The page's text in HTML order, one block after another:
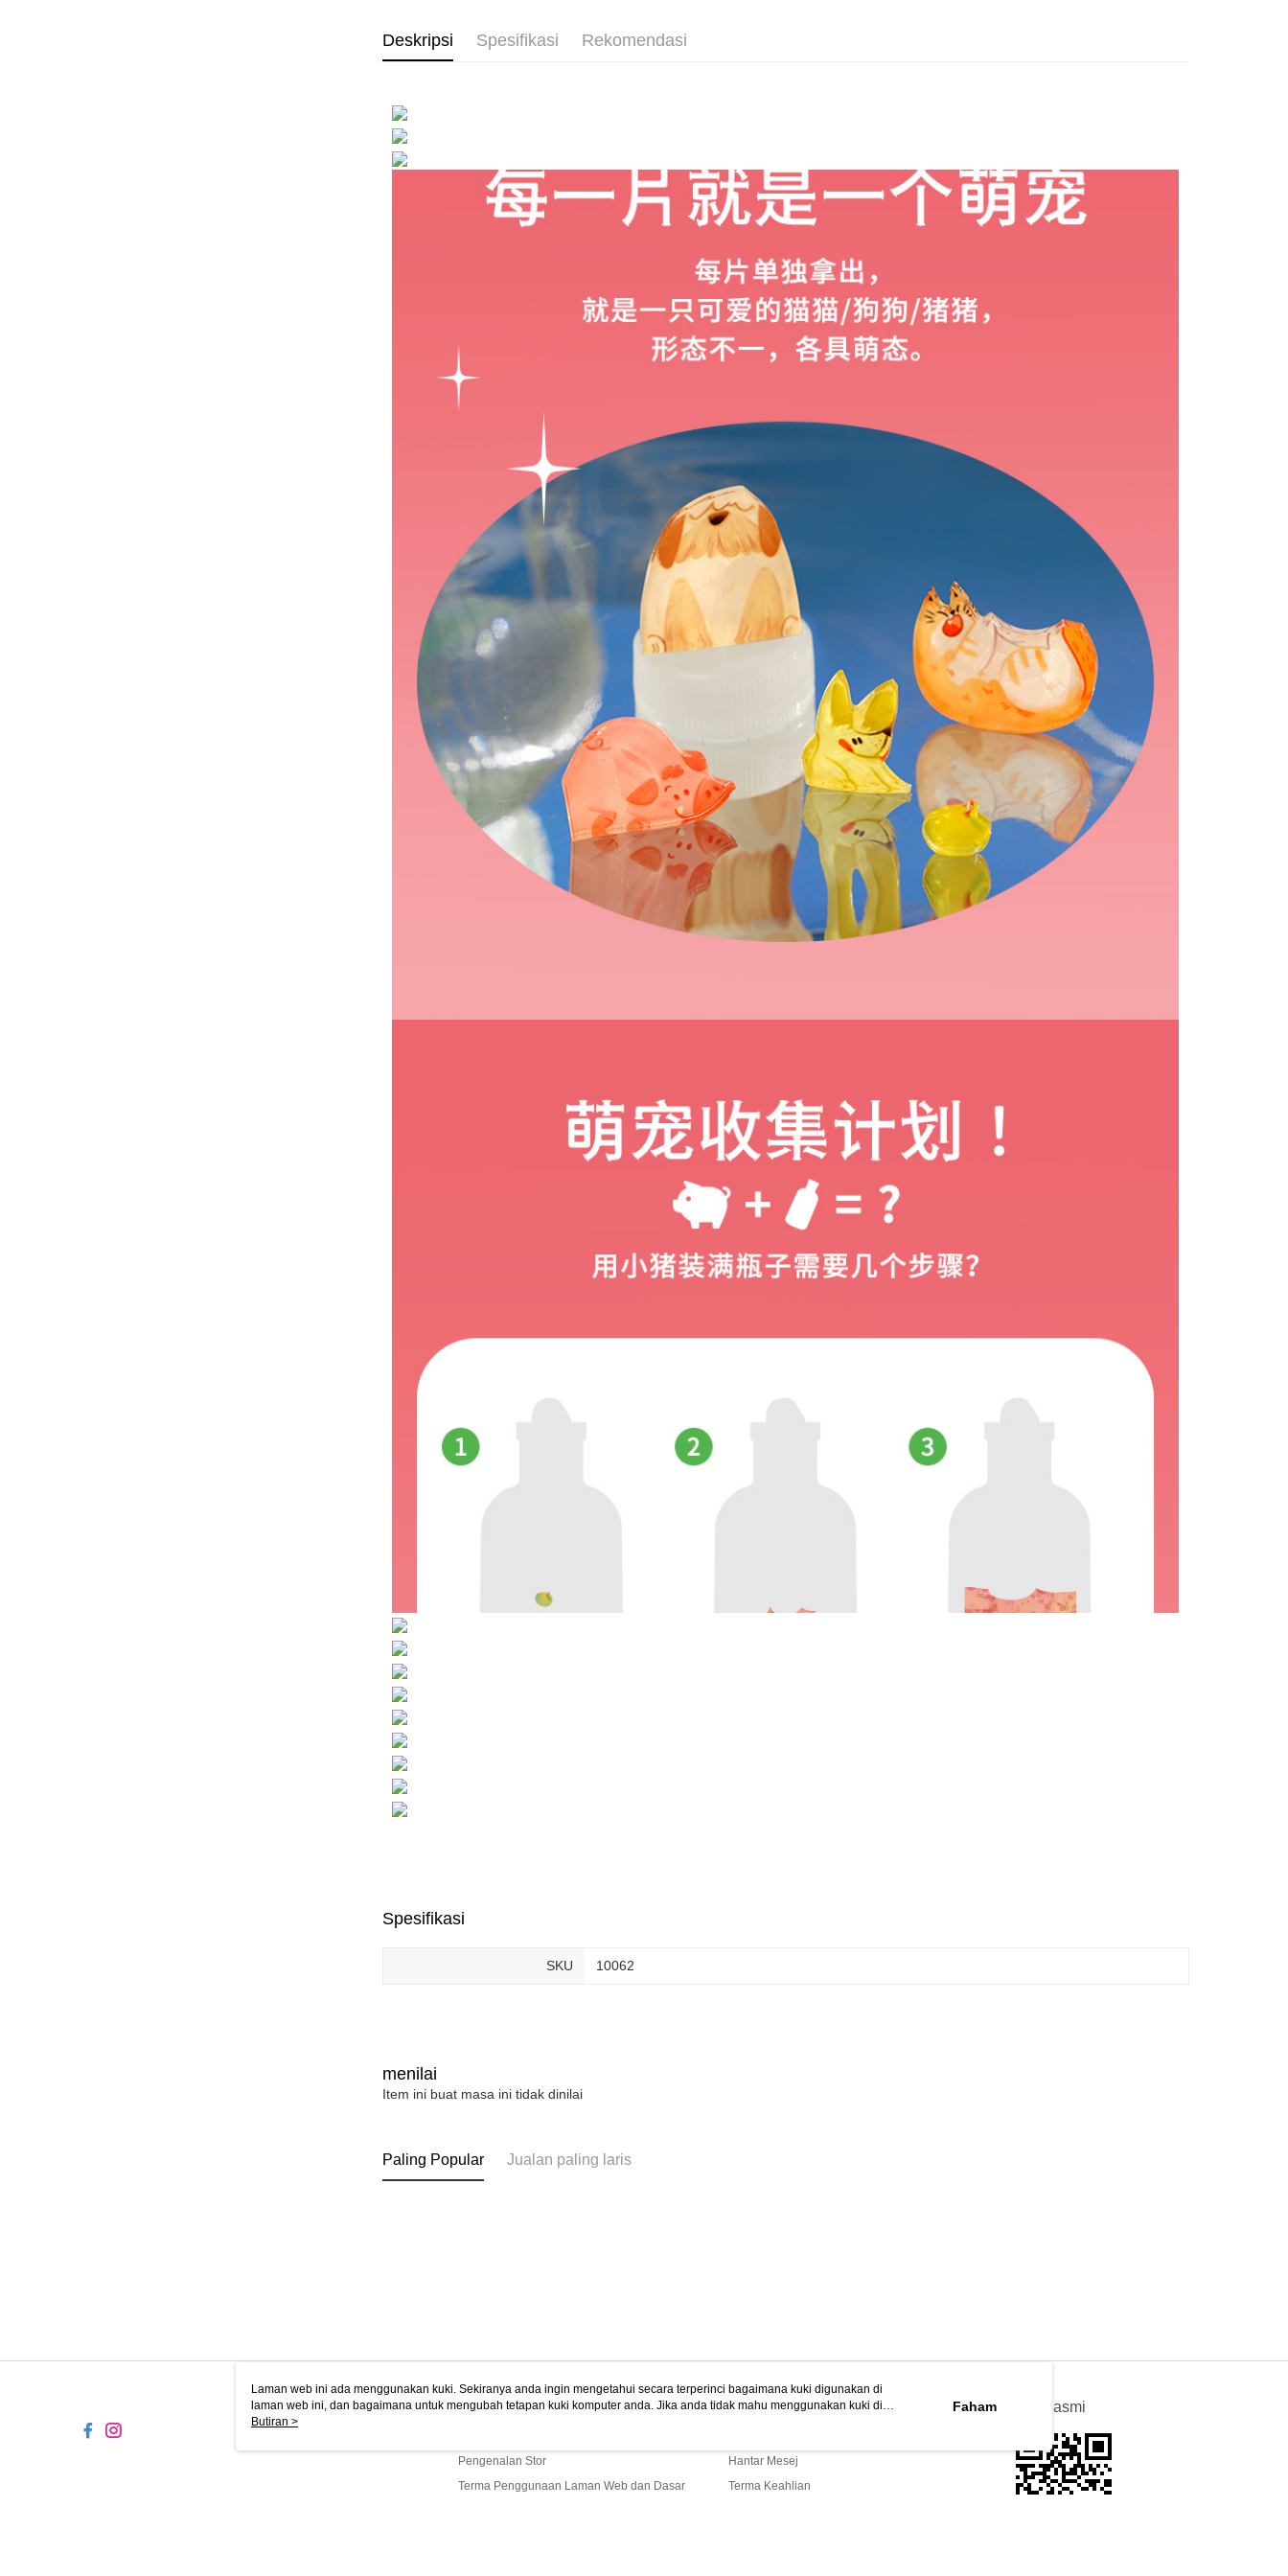
Deskripsi Spesifikasi Rekomendasi
Spesifikasi
SKU 10062
menilai
Item ini buat masa ini tidak dinilai
Paling Popular Jualan paling laris
Tentang Kami
Pengenalan Stor
Terma Penggunaan Laman Web dan Dasar
Khidmat Pelanggan
Hantar Mesej
Terma Keahlian
APP Rasmi
Laman web ini ada menggunakan kuki. Sekiranya anda ingin mengetahui secara terperinci bagaimana kuki digunakan di
laman web ini, dan bagaimana untuk mengubah tetapan kuki komputer anda. Jika anda tidak mahu menggunakan kuki di
komputer anda, sila rujuk penerangan mengenai kuki.
komputer anda. Jika anda tidak mahu menggunakan kuki di komputer anda, sila rujuk penerangan mengenai kuki.
Butiran >
Faham